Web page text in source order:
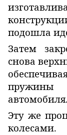
подошла
Затем
снова
автомобиля.
Эту же
колесами.